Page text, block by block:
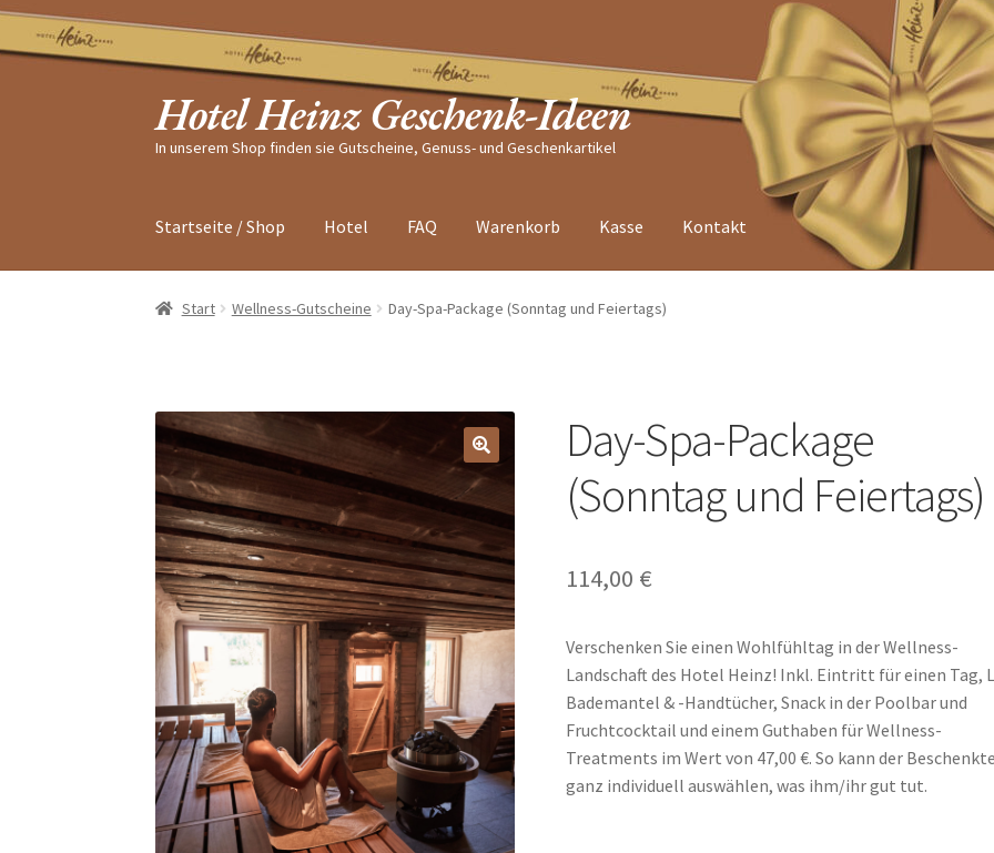
Zur
springen
Zum
springen
Hotel Heinz Geschenk-Ideen
In unserem Shop finden sie Gutscheine, Genuss- und Geschenkartikel
Startseite / Shop Hotel FAQ Warenkorb Kasse Kontakt
Start Wellness-Gutscheine Day-Spa-Package (Sonntag und Feiertags)
Day-Spa-Package
(Sonntag und Feiertags)
114,00 €
Verschenken Sie einen Wohlfühltag in der Wellness-
Landschaft des Hotel Heinz! Inkl. Eintritt für einen Tag,
Bademantel & -Handtücher, Snack in der Poolbar und
Fruchtcocktail und einem Guthaben für Wellness-
Treatments im Wert von 47,00 €. So kann der
ganz individuell auswählen, was ihm/ihr gut tut.